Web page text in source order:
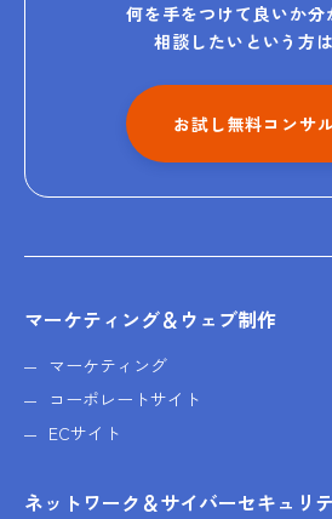
何を手をつけて良いか分
相談したいという方
お試し無料コンサ
マーケティング＆ウェブ制作
マーケティング
コーポレートサイト
ECサイト
ネットワーク＆サイバーセキュリ